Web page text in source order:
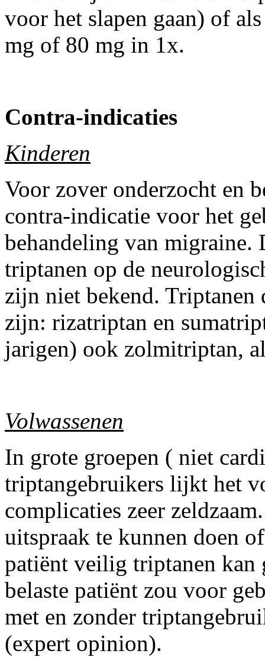
voor het slapen gaan) of
mg of 80 mg in 1x.
Contra-indicaties
Kinderen
Voor zover onderzocht en
contra-indicatie voor het
behandeling van migraine.
triptanen op de
zijn niet bekend.
zijn: rizatriptan en
jarigen) ook zolmitriptan,
Volwassenen
In grote groepen ( niet
triptangebruikers lijkt het
complicaties zeer
uitspraak te kunnen doen
patiënt veilig triptanen kan
belaste patiënt zou voor
met en zonder
(expert opinion).